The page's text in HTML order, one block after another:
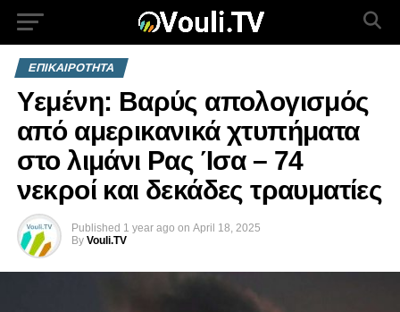
ΕΠΙΚΑΙΡΟΤΗΤΑ
Υεμένη: Βαρύς απολογισμός
από αμερικανικά χτυπήματα
στο λιμάνι Ρας Ίσα – 74
νεκροί και δεκάδες τραυματίες
Published 1 year ago on April 18, 2025
By Vouli.TV